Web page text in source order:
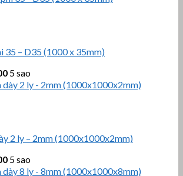
35 – D35 (1000 x 35mm)
5 sao
2 ly – 2mm (1000x1000x2mm)
5 sao